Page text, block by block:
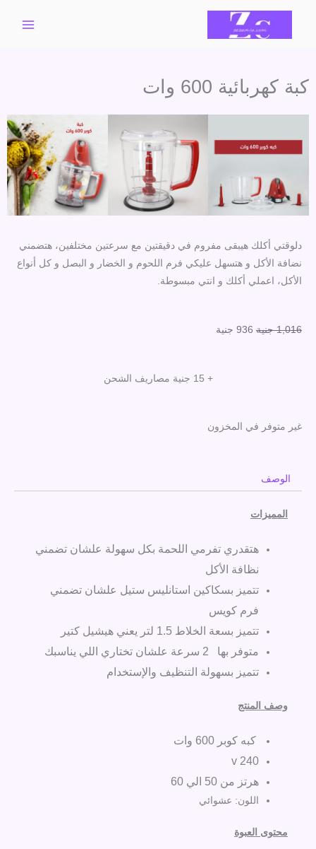
تخطي
كبة كهربائية 600 وات
دلوقتي أكلك هيبقى مفروم في دقيقتين مع سرعتين مختلفين، هتضمني
نضافة الأكل و هتسهل عليكي فرم اللحوم و الخضار و البصل و كل أنواع
الأكل، اعملي أكلك و انتي مبسوطة.
1,016 جنية السعر
936 جنية
936 جنية.
+ 15 جنية مصاريف الشحن
غير متوفر في المخزون
الوصف
المميزات
هتقدري تفرمي اللحمة بكل سهولة علشان تضمني
نظافة الأكل
تتميز بسكاكين استانليس ستيل علشان تضمني
فرم كويس
تتميز بسعة الخلاط 1.5 لتر يعني هيشيل كتير
متوفر بها 2 سرعة علشان تختاري اللي يناسبك
تتميز بسهولة التنظيف والإستخدام
وصف المنتج
كبه كوبر 600 وات
240 v
هرتز من 50 الي 60
اللون: عشوائي
محتوى العبوة